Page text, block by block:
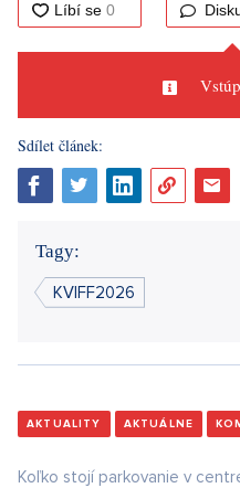
Sdílet článek:
Tagy:
KVIFF2026
AKTUALITY AKTUÁLNE
Koľko stojí parkovanie v